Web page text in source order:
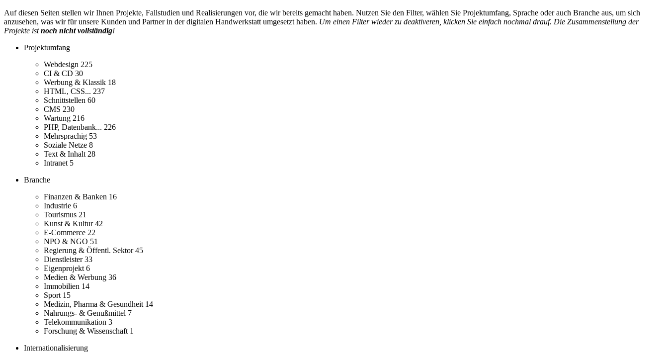
Auf diesen Seiten stellen wir Ihnen Projekte, Fallstudien und Realisierungen vor, die wir bereits gemacht haben. Nutzen Sie den Filter, wählen Sie Projektumfang, Sprache oder auch Branche aus, um sich
anzusehen, was wir für unsere Kunden und Partner in der digitalen Handwerkstatt umgesetzt haben. Um einen Filter wieder zu deaktiveren, klicken Sie einfach nochmal drauf. Die Zusammenstellung der
Projekte istnoch nicht vollständig!
Projektumfang
Webdesign 225
CI & CD 30
Werbung & Klassik 18
HTML, CSS... 237
Schnittstellen 60
CMS 230
Wartung 216
PHP, Datenbank... 226
Mehrsprachig 53
Soziale Netze 8
Text & Inhalt 28
Intranet 5
Branche
Finanzen & Banken 16
Industrie 6
Tourismus 21
Kunst & Kultur42
E-Commerce 22
NPO & NGO 51
Regierung & Öffentl. Sektor45
Dienstleister33
Eigenprojekt 6
Medien & Werbung 36
Immobilien 14
Sport 15
Medizin, Pharma & Gesundheit 14
Nahrungs- & Genußmittel 7
Telekommunikation 3
Forschung & Wissenschaft 1
Internationalisierung